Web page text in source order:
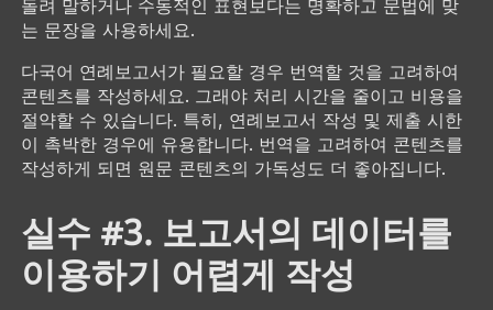
돌려 말하거나 수동적인 표현보다는 명확하고 문법에 맞
는 문장을 사용하세요.
다국어 연례보고서가 필요할 경우 번역할 것을 고려하여
콘텐츠를 작성하세요. 그래야 처리 시간을 줄이고 비용을
절약할 수 있습니다. 특히, 연례보고서 작성 및 제출 시한
이 촉박한 경우에 유용합니다. 번역을 고려하여 콘텐츠를
작성하게 되면 원문 콘텐츠의 가독성도 더 좋아집니다.
실수 #3. 보고서의 데이터를
이용하기 어렵게 작성